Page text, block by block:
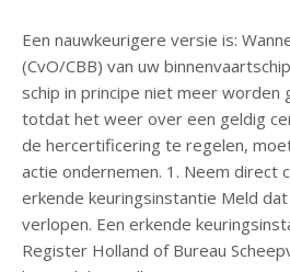
Een nauwkeurigere versie is:
(CvO/CBB) van uw
schip in principe niet meer
totdat het weer over een geldig
de hercertificering te regelen,
actie ondernemen. 1. Neem direct
erkende keuringsinstantie Meld
verlopen. Een erkende
Register Holland of Bureau